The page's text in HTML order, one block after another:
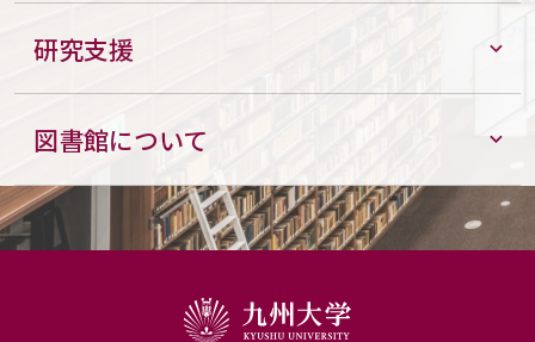
研究支援
図書館について